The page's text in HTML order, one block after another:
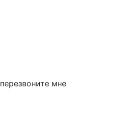
перезвоните мне